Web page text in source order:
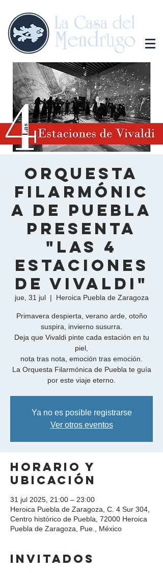
Orquesta
Filarmónic
a de Puebla
presenta
"Las 4
Estaciones
de Vivaldi"
jue, 31 jul
  |
Heroica Puebla de Zaragoza
Primavera despierta, verano arde, otoño
suspira, invierno susurra.
Deja que Vivaldi pinte cada estación en tu
piel,
nota tras nota, emoción tras emoción.
La Orquesta Filarmónica de Puebla te guía
Ya no es posible registrarse
Ver otros eventos
Horario y
ubicación
31 jul 2025, 21:00 – 23:00
Heroica Puebla de Zaragoza, C. 4 Sur 304,
Centro histórico de Puebla, 72000 Heroica
Puebla de Zaragoza, Pue., México
Invitados